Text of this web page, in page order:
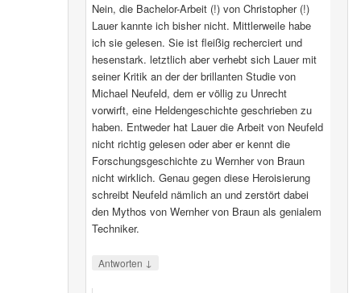
Nein, die Bachelor-Arbeit (!) von Christopher (!)
Lauer kannte ich bisher nicht. Mittlerweile habe
ich sie gelesen. Sie ist fleißig recherciert und
hesenstark. letztlich aber verhebt sich Lauer mit
seiner Kritik an der der brillanten Studie von
Michael Neufeld, dem er völlig zu Unrecht
vorwirft, eine Heldengeschichte geschrieben zu
haben. Entweder hat Lauer die Arbeit von Neufeld
nicht richtig gelesen oder aber er kennt die
Forschungsgeschichte zu Wernher von Braun
nicht wirklich. Genau gegen diese Heroisierung
schreibt Neufeld nämlich an und zerstört dabei
den Mythos von Wernher von Braun als genialem
Techniker.
Antworten ↓